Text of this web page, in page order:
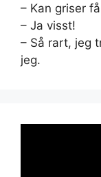
– Kan griser
– Ja visst!
– Så rart, jeg
jeg.